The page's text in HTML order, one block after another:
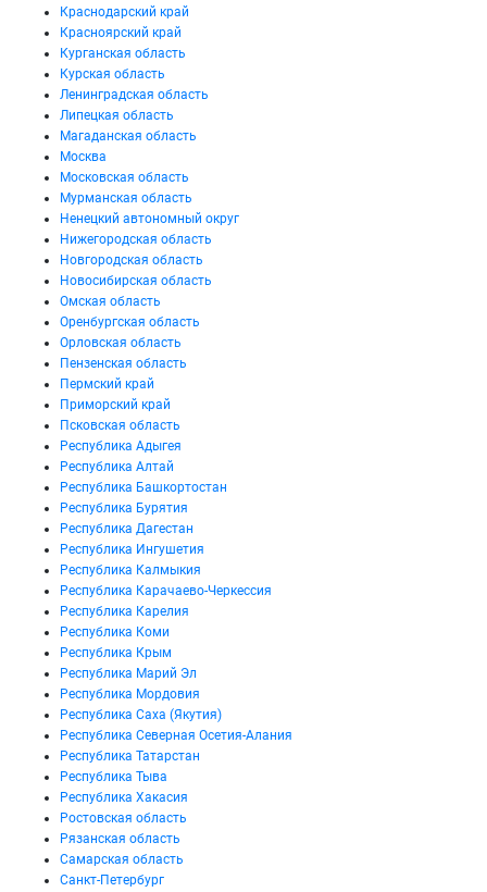
Краснодарский край
Красноярский край
Курганская область
Курская область
Ленинградская область
Липецкая область
Магаданская область
Москва
Московская область
Мурманская область
Ненецкий автономный округ
Нижегородская область
Новгородская область
Новосибирская область
Омская область
Оренбургская область
Орловская область
Пензенская область
Пермский край
Приморский край
Псковская область
Республика Адыгея
Республика Алтай
Республика Башкортостан
Республика Бурятия
Республика Дагестан
Республика Ингушетия
Республика Калмыкия
Республика Карачаево-Черкессия
Республика Карелия
Республика Коми
Республика Крым
Республика Марий Эл
Республика Мордовия
Республика Саха (Якутия)
Республика Северная Осетия-Алания
Республика Татарстан
Республика Тыва
Республика Хакасия
Ростовская область
Рязанская область
Самарская область
Санкт-Петербург